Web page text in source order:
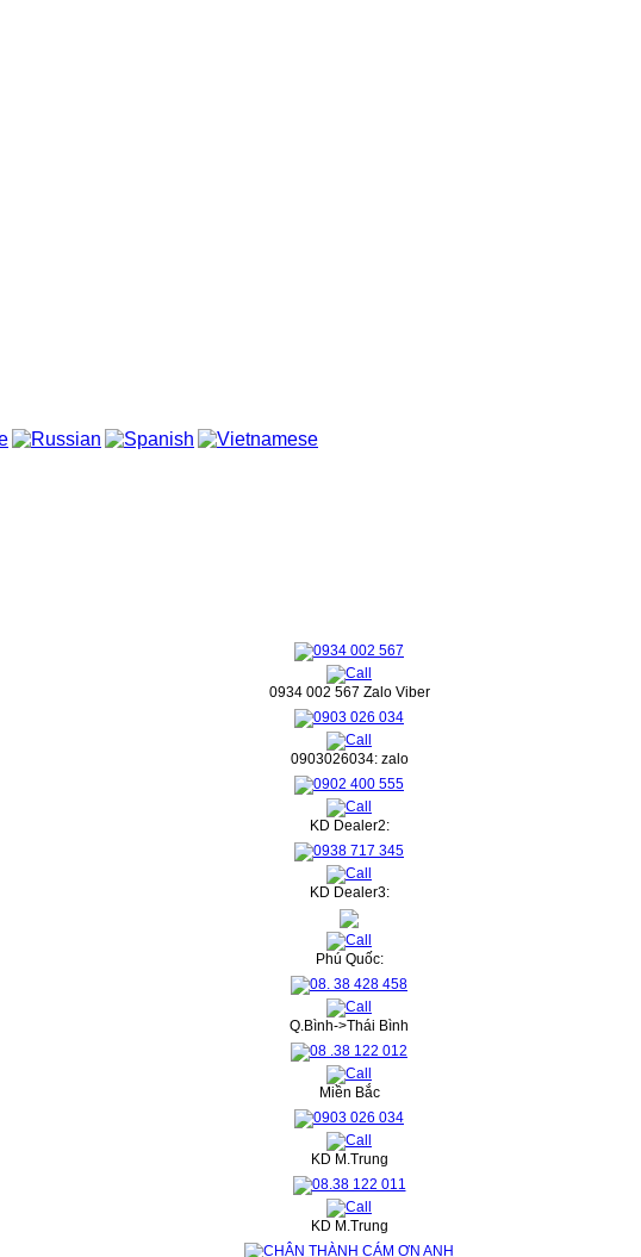
0934 002 567 Zalo Viber
0903026034: zalo
KD Dealer2:
KD Dealer3:
Phú Quốc:
Q.Bình->Thái Bình
Miền Bắc
KD M.Trung
KD M.Trung